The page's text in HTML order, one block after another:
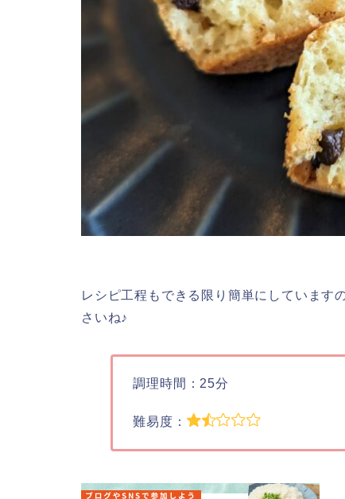
レシピ工程もできる限り簡単にしています
さいね♪
調理時間：25分
難易度：